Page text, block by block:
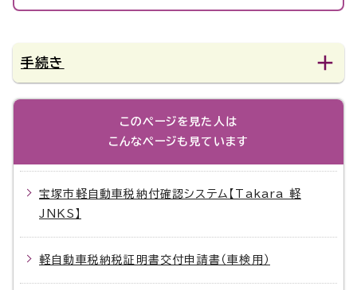
手続き
このページを見た人は
こんなページも見ています
宝塚市軽自動車税納付確認システム【Takara 軽
JNKS】
軽自動車税納税証明書交付申請書（車検用）